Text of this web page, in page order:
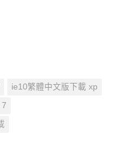
ie10繁體中文版下載 xp